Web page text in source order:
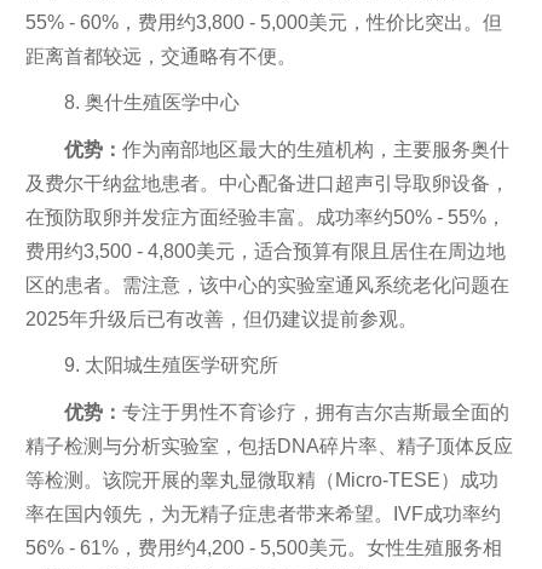
55% - 60%，费用约3,800 - 5,000美元，性价比突出。但
距离首都较远，交通略有不便。
8. 奥什生殖医学中心
优势： 作为南部地区最大的生殖机构，主要服务奥什
及费尔干纳盆地患者。中心配备进口超声引导取卵设备，
在预防取卵并发症方面经验丰富。成功率约50% - 55%，
费用约3,500 - 4,800美元，适合预算有限且居住在周边地
区的患者。需注意，该中心的实验室通风系统老化问题在
2025年升级后已有改善，但仍建议提前参观。
9. 太阳城生殖医学研究所
优势： 专注于男性不育诊疗，拥有吉尔吉斯最全面的
精子检测与分析实验室，包括DNA碎片率、精子顶体反应
等检测。该院开展的睾丸显微取精（Micro-TESE）成功
率在国内领先，为无精子症患者带来希望。IVF成功率约
56% - 61%，费用约4,200 - 5,500美元。女性生殖服务相